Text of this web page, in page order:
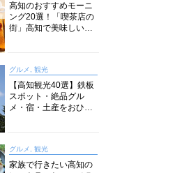
高知のおすすめモーニ
ング20選！「喫茶店の
街」高知で美味しい喫
グルメ, 観光
【高知観光40選】鉄板
スポット・絶品グル
メ・宿・土産をおひと
グルメ, 観光
家族で行きたい高知の